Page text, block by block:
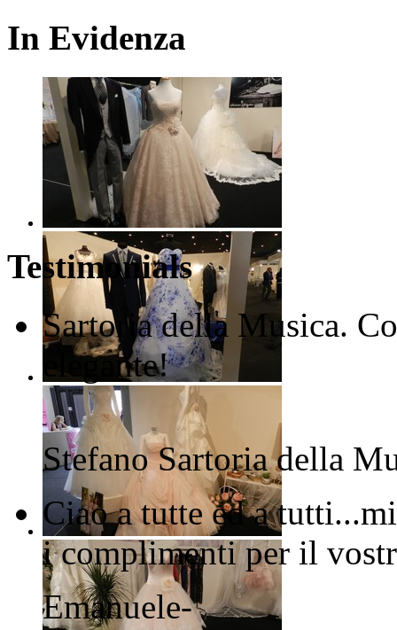
In Evidenza
Testimonials
Sartoria della Musica.
elegante!
StefanoSartoria della
Ciao a tutte ed a
i complimenti per il
Emanuele-